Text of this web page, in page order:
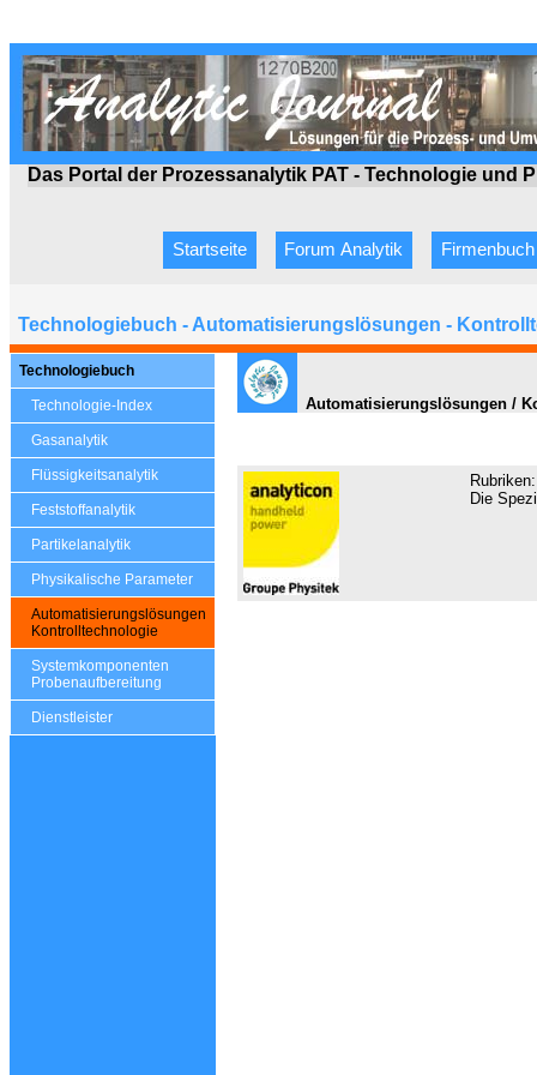
Das Portal der Prozessanalytik PAT - Technologie und
Startseite Forum Analytik Firmenbuch
Technologiebuch - Automatisierungslösungen -
Technologiebuch
Technologie-Index
Gasanalytik
Flüssigkeitsanalytik
Feststoffanalytik
Partikelanalytik
Physikalische Parameter
Automatisierungslösungen
Kontrolltechnologie
Systemkomponenten
Probenaufbereitung
Dienstleister
Automatisierungslösungen /
Die